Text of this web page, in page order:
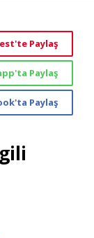
Paylaş
Paylaş
Paylaş